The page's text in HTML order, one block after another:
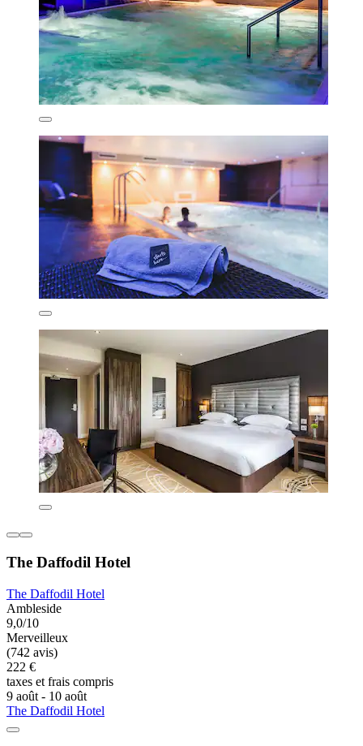
The Daffodil Hotel
The Daffodil Hotel
Ambleside
9,0/10
Merveilleux
(742 avis)
222 €
taxes et frais compris
9 août - 10 août
The Daffodil Hotel